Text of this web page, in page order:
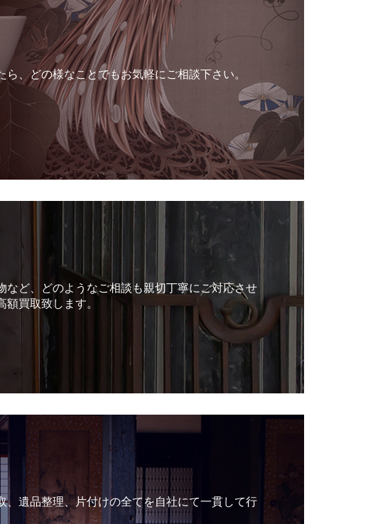
、どの様なことでもお気軽にご相談下さい。
など、どのようなご相談も親切丁寧にご対応させ
買取致します。
遺品整理、片付けの全てを自社にて一貫して行